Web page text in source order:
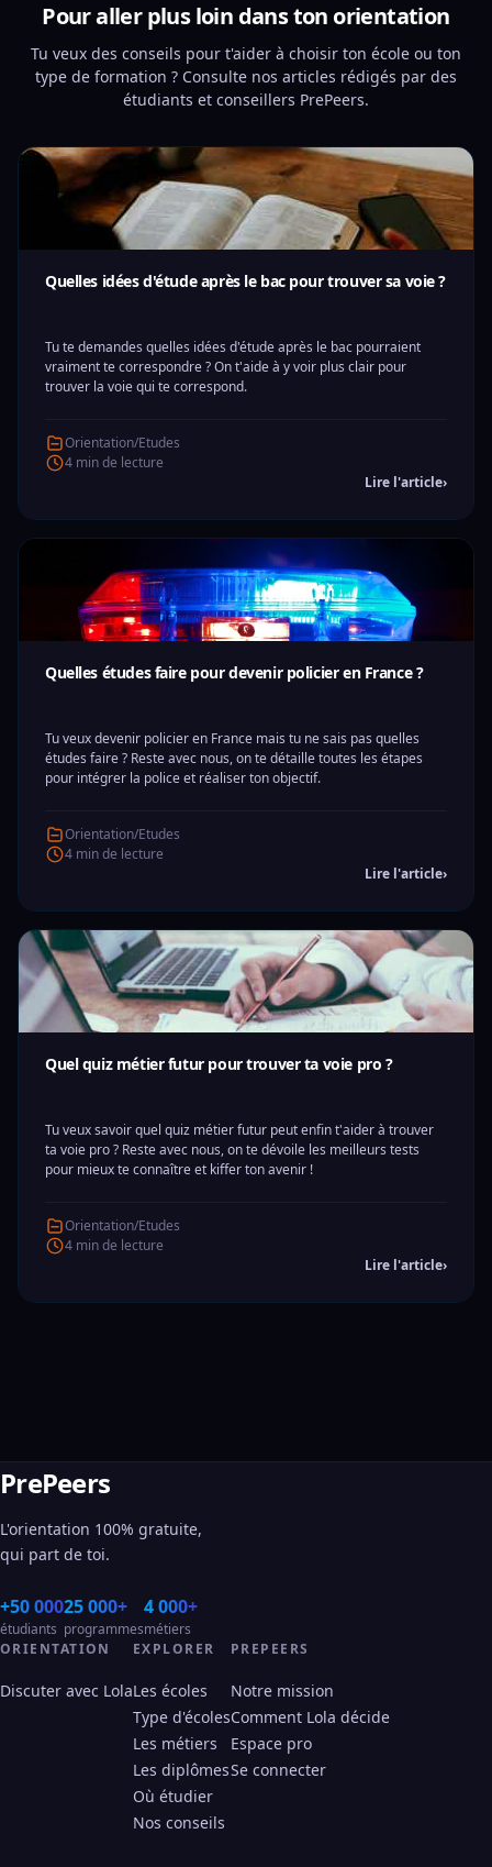
Pour aller plus loin dans ton orientation
Tu veux des conseils pour t'aider à choisir ton école ou ton
type de formation ? Consulte nos articles rédigés par des
étudiants et conseillers PrePeers.
Quelles idées d'étude après le bac pour trouver sa voie ?
Tu te demandes quelles idées d'étude après le bac pourraient
vraiment te correspondre ? On t'aide à y voir plus clair pour
trouver la voie qui te correspond.
Orientation/Etudes
4 min de lecture
Lire l'article›
Quelles études faire pour devenir policier en France ?
Tu veux devenir policier en France mais tu ne sais pas quelles
études faire ? Reste avec nous, on te détaille toutes les étapes
pour intégrer la police et réaliser ton objectif.
Orientation/Etudes
4 min de lecture
Lire l'article›
Quel quiz métier futur pour trouver ta voie pro ?
Tu veux savoir quel quiz métier futur peut enfin t'aider à trouver
ta voie pro ? Reste avec nous, on te dévoile les meilleurs tests
pour mieux te connaître et kiffer ton avenir !
Orientation/Etudes
4 min de lecture
Lire l'article›
PrePeers
L'orientation 100% gratuite,
qui part de toi.
+50 000
étudiants
25 000+
programmes
4 000+
métiers
ORIENTATION
Discuter avec Lola
EXPLORER
Les écoles
Type d'écoles
Les métiers
Les diplômes
Où étudier
Nos conseils
PREPEERS
Notre mission
Comment Lola décide
Espace pro
Se connecter